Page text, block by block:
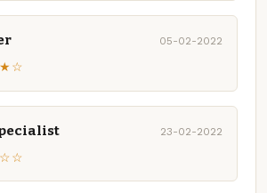
05-02-2022
23-02-2022